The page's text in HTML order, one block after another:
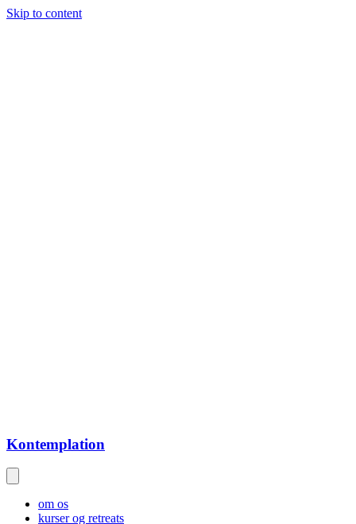
Skip to content
Kontemplation
om os
kurser og retreats